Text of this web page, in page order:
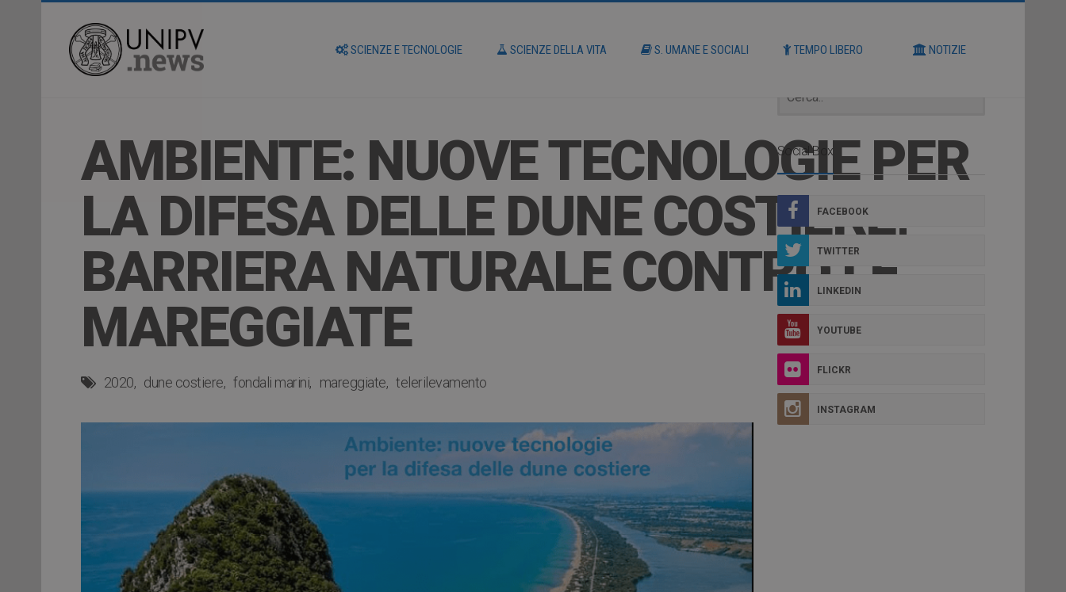
SCIENZE E TECNOLOGIE SCIENZE DELLA VITA S. UMANE E SOCIALI TEMPO LIBERO NOTIZIE
AMBIENTE: NUOVE TECNOLOGIE PER
LA DIFESA DELLE DUNE COSTIERE,
BARRIERA NATURALE CONTRO LE
MAREGGIATE
2020 dune costiere fondali marini mareggiate telerilevamento
Social Box
FACEBOOK
TWITTER
LINKEDIN
YOUTUBE
FLICKR
INSTAGRAM